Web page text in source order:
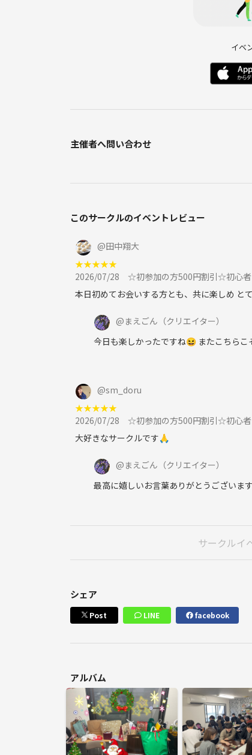
ミッシィングファイター
腐草館からの招待状
探偵禁止領域
泉涌館の変転
8月タイムマシン
ホリエモン殺人事件
六重奏の仮面舞踏会
鬼哭館の殺人事件
アストリアの表懲
ロナエナ厄災のギフト
呦呦（ゆうゆう）と鹿は鳴く
消えたパンツと空飛ぶサカナ
どんなゲームでも全力で楽しむ気持ちと笑顔
勝敗関係なく全員が気持ちよく楽しめる場を作
◾️参加方法 ツナゲートで申し込む
イベ
主催者へ問い合わせ
このサークルのイベントレビュー
@田中翔大
★★★★★
2026/07/28
☆初参加の方500円割引☆初心者
本日初めてお会いする方とも、共に楽しめ と
@まえごん （クリエイター）
今日も楽しかったですね😆 またこちら
@sm_doru
★★★★★
2026/07/28
☆初参加の方500円割引☆初心者
大好きなサークルです🙏
@まえごん （クリエイター）
最高に嬉しいお言葉ありがとうございま
サークルイ
シェア
Post LINE facebook
アルバム